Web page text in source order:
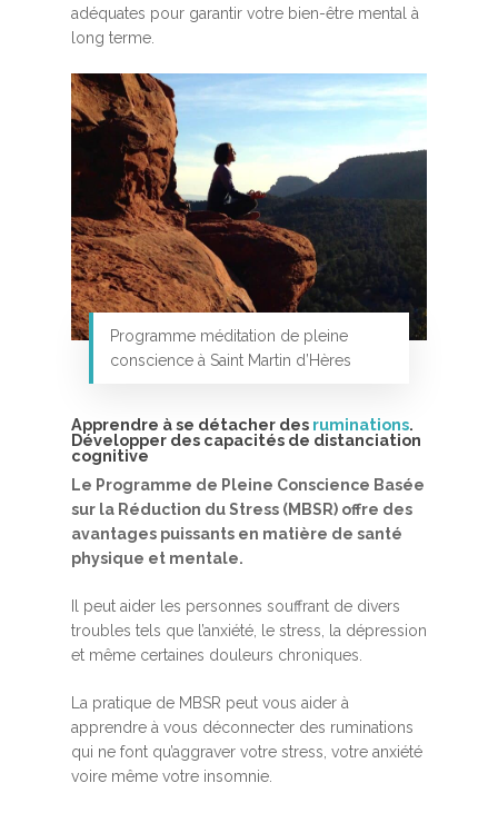
adéquates pour garantir votre bien-être mental à
long terme.
Programme méditation de pleine
conscience à Saint Martin d’Hères
Apprendre à se détacher des ruminations.
Développer des capacités de distanciation
cognitive
Le Programme de Pleine Conscience Basée
sur la Réduction du Stress (MBSR) offre des
avantages puissants en matière de santé
physique et mentale.
Il peut aider les personnes souffrant de divers
troubles tels que l’anxiété, le stress, la dépression
et même certaines douleurs chroniques.
La pratique de MBSR peut vous aider à
apprendre à vous déconnecter des ruminations
qui ne font qu’aggraver votre stress, votre anxiété
voire même votre insomnie.
Accueil
Méditation
MBSR
Méditation pleine
Stage de méditation
Thérapie :
Somatic Experiencing
Entreprise